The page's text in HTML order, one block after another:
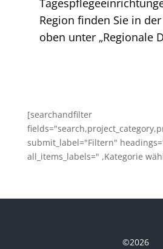
Region finden Sie in
oben unter „Regionale
[searchandfilter
submit_label="Filtern"
all_items_labels=" ,Kategorie
©2026